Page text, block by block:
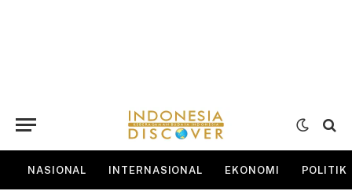
NASIONAL INTERNASIONAL EKONOMI POLITIK